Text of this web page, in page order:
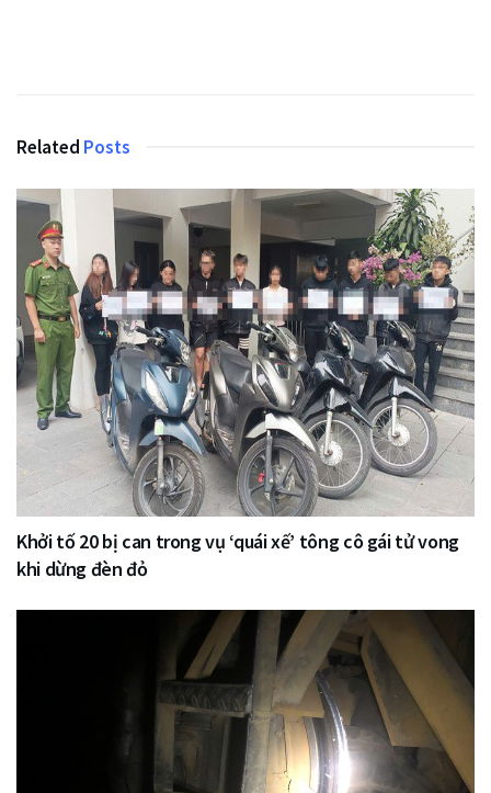
Related Posts
Khởi tố 20 bị can trong vụ ‘quái xế’ tông cô gái tử vong
khi dừng đèn đỏ